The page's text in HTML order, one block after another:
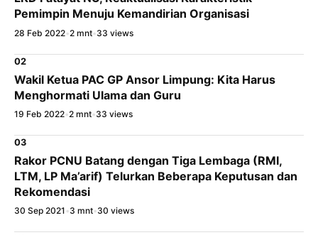
Pemimpin Menuju Kemandirian Organisasi
28 Feb 2022•2 mnt•33 views
02
Wakil Ketua PAC GP Ansor Limpung: Kita Harus
Menghormati Ulama dan Guru
19 Feb 2022•2 mnt•33 views
03
Rakor PCNU Batang dengan Tiga Lembaga (RMI,
LTM, LP Ma’arif) Telurkan Beberapa Keputusan dan
Rekomendasi
30 Sep 2021 •3 mnt•30 views
Bagikan Tulisan Ini
WhatsApp
Facebook
LinkedIn